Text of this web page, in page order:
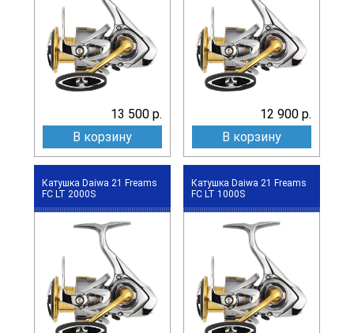
13 500 р.
В корзину
12 900 р.
В корзину
Катушка Daiwa 21 Freams
FC LT 2000S
Катушка Daiwa 21 Freams
FC LT 1000S